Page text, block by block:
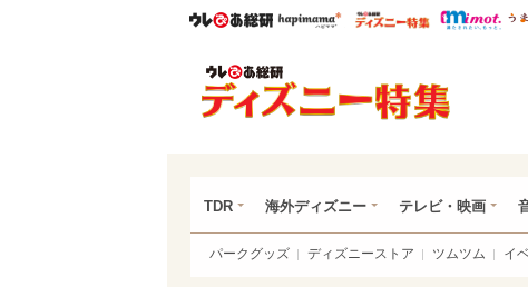
ウレぴあ総研ハピママ* ウレぴあ総
TDR 海外ディズニー テレビ・映画
パークグッズ ディズニーストア ツムツム イ